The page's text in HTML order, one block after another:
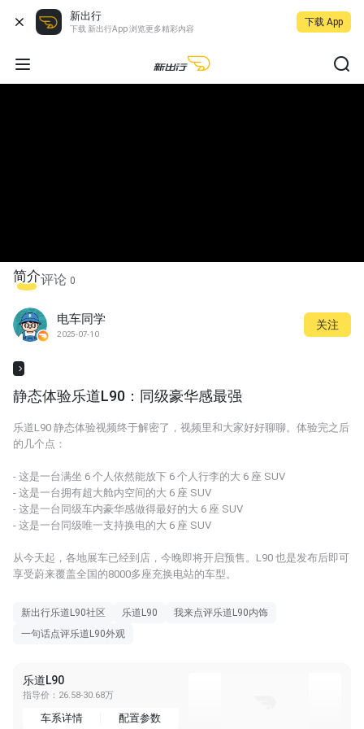
新出行
下载 新出行App 浏览更多精彩内容
下载 App
简介评论 0
电车同学
2025-07-10
关注
静态体验乐道L90：同级豪华感最强
乐道L90 静态体验视频终于解密了，视频里和大家好好聊聊。体验完之后
的几个点：
- 这是一台满坐 6 个人依然能放下 6 个人行李的大 6 座 SUV
- 这是一台拥有超大舱内空间的大 6 座 SUV
- 这是一台同级车内豪华感做得最好的大 6 座 SUV
- 这是一台同级唯一支持换电的大 6 座 SUV
从今天起，各地展车已经到店，今晚即将开启预售。L90 也是发布后即可
享受蔚来覆盖全国的8000多座充换电站的车型。
新出行乐道L90社区 乐道L90
我来点评乐道L90内饰
一句话点评乐道L90外观
乐道L90
指导价：26.58-30.68万
车系详情 配置参数